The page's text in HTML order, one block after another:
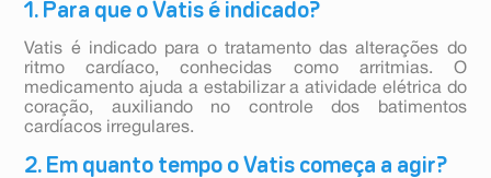
1. Para que o Vatis é indicado?
Vatis é indicado para o tratamento das alterações do
ritmo cardíaco, conhecidas como arritmias. O
medicamento ajuda a estabilizar a atividade elétrica do
coração, auxiliando no controle dos batimentos
cardíacos irregulares.
2. Em quanto tempo o Vatis começa a agir?